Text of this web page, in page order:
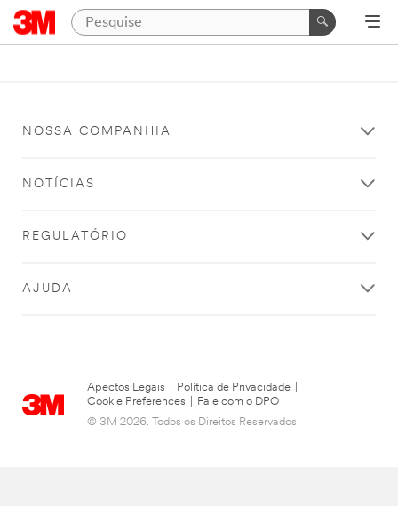
NOSSA COMPANHIA
NOTÍCIAS
REGULATÓRIO
AJUDA
Apectos Legais Política de Privacidade
Cookie Preferences
Fale com o DPO
© 3M 2026. Todos os Direitos Reservados.